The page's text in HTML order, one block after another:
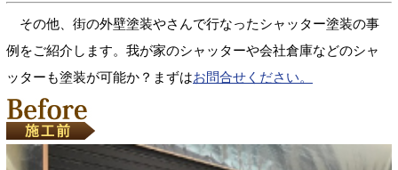
その他、街の外壁塗装やさんで行なったシャッター塗装の事
例をご紹介します。我が家のシャッターや会社倉庫などのシャ
ッターも塗装が可能か？まずはお問合せください。